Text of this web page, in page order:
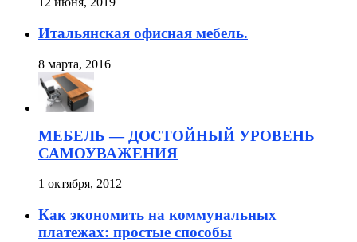
Итальянская офисная мебель.
8 марта, 2016
МЕБЕЛЬ — ДОСТОЙНЫЙ УРОВЕНЬ
САМОУВАЖЕНИЯ
1 октября, 2012
Как экономить на коммунальных
платежах: простые способы